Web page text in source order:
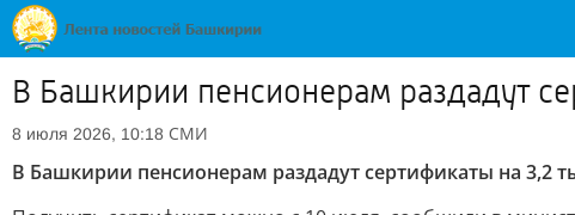
В Башкирии пенсионерам раздадут
8 июля 2026, 10:18 СМИ
В Башкирии пенсионерам раздадут сертификаты на 3,2